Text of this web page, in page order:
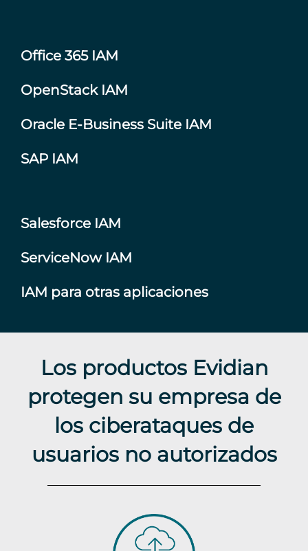
Office 365 IAM
OpenStack IAM
Oracle E-Business Suite IAM
SAP IAM
Salesforce IAM
ServiceNow IAM
IAM para otras aplicaciones
Los productos Evidian
protegen su empresa de
los ciberataques de
usuarios no autorizados